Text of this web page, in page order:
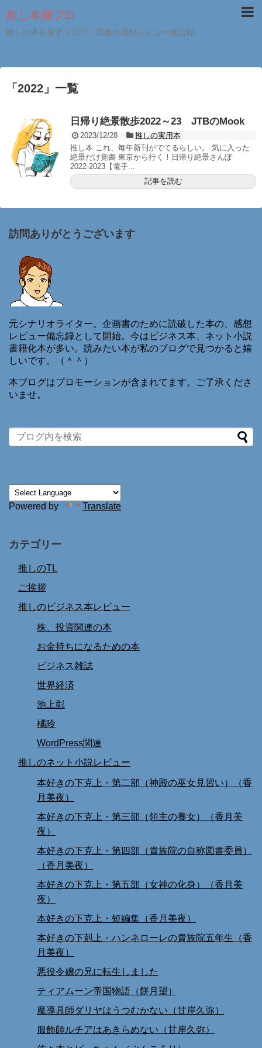
推し本探ブロ
推しの本を探すブログ。読後の感想レビュー備忘録。
「 2022 」 一覧
日帰り絶景散歩2022～23 JTBのMook
2023/12/28
推しの実用本
推し本 これ、毎年新刊がでてるらしい。 気に入った
絶景だけ覚書 東京から行く！日帰り絶景さんぽ
2022-2023【電子...
記事を読む
訪問ありがとうございます
元シナリオライター。企画書のために読破した本の、感想
レビュー備忘録として開始。今はビジネス本、ネット小説
書籍化本が多い。読みたい本が私のブログで見つかると嬉
しいです。（＾＾）
本ブログはプロモーションが含まれてます。ご了承くださ
いませ。
Powered by Translate
カテゴリー
推しのTL
ご挨拶
推しのビジネス本レビュー
株、投資関連の本
お金持ちになるための本
ビジネス雑誌
世界経済
池上彰
橘玲
WordPress関連
推しのネット小説レビュー
本好きの下克上・第二部（神殿の巫女見習い）（香
月美夜）
本好きの下克上・第三部（領主の養女）（香月美
夜）
本好きの下克上・第四部（貴族院の自称図書委員）
（香月美夜）
本好きの下克上・第五部（女神の化身）（香月美
夜）
本好きの下克上・短編集（香月美夜）
本好きの下剋上・ハンネローレの貴族院五年生（香
月美夜）
悪役令嬢の兄に転生しました
ティアムーン帝国物語（餅月望）
魔導具師ダリヤはうつむかない（甘岸久弥）
服飾師ルチアはあきらめない（甘岸久弥）